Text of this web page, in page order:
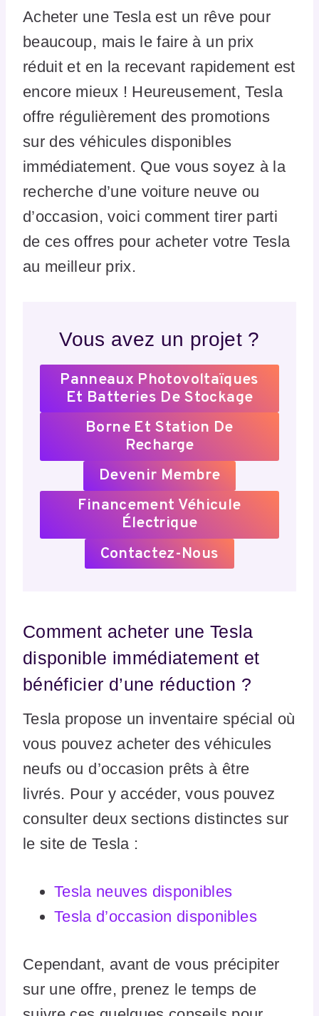
Acheter une Tesla est un rêve pour
beaucoup, mais le faire à un prix
réduit et en la recevant rapidement est
encore mieux ! Heureusement, Tesla
offre régulièrement des promotions
sur des véhicules disponibles
immédiatement. Que vous soyez à la
recherche d’une voiture neuve ou
d’occasion, voici comment tirer parti
de ces offres pour acheter votre Tesla
au meilleur prix.
Vous avez un projet ?
Panneaux Photovoltaïques
Et Batteries De Stockage
Borne Et Station De
Recharge
Devenir Membre
Financement Véhicule
Électrique
Contactez-Nous
Comment acheter une Tesla
disponible immédiatement et
bénéficier d’une réduction ?
Tesla propose un inventaire spécial où
vous pouvez acheter des véhicules
neufs ou d’occasion prêts à être
livrés. Pour y accéder, vous pouvez
consulter deux sections distinctes sur
le site de Tesla :
Tesla neuves disponibles
Tesla d’occasion disponibles
Cependant, avant de vous précipiter
sur une offre, prenez le temps de